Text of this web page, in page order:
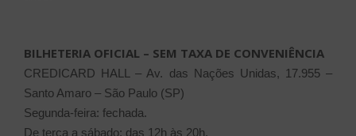
BILHETERIA OFICIAL – SEM TAXA DE CONVENIÊNCIA
CREDICARD HALL – Av. das Nações Unidas, 17.955 –
Santo Amaro – São Paulo (SP)
Segunda-feira: fechada.
De terça a sábado: das 12h às 20h.